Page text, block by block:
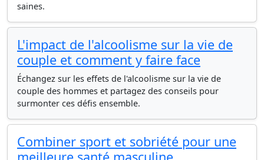
saines.
L'impact de l'alcoolisme sur la vie de
couple et comment y faire face
Échangez sur les effets de l'alcoolisme sur la vie de
couple des hommes et partagez des conseils pour
surmonter ces défis ensemble.
Combiner sport et sobriété pour une